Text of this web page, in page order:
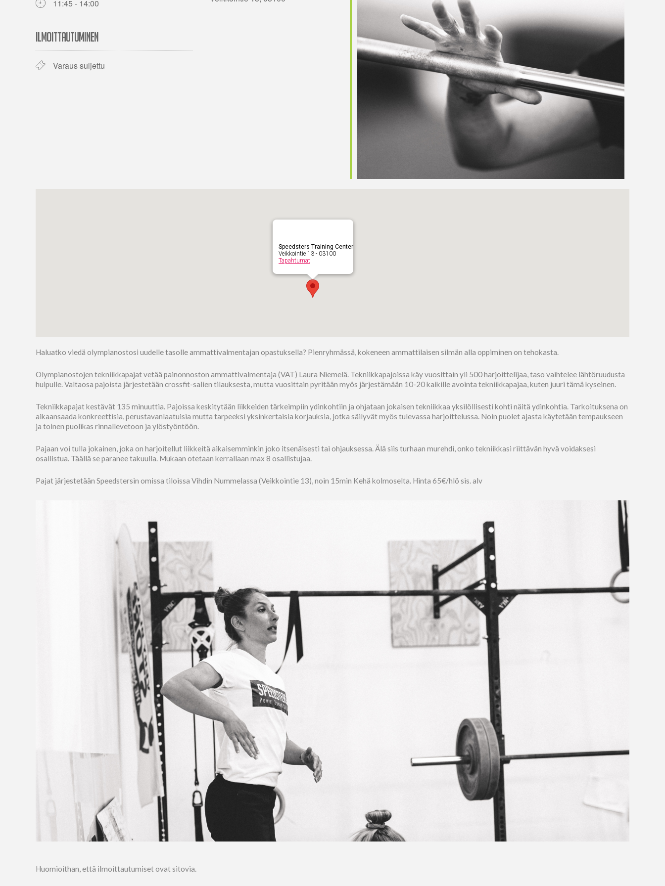
11:45 - 14:00
ILMOITTAUTUMINEN
Varaus suljettu
Speedsters Training Center
Veikkointie 13 - 03100
Tapahtumat
Haluatko viedä olympianostosi uudelle tasolle ammattivalmentajan opastuksella? Pienryhmässä, kokeneen ammattilaisen silmän alla oppiminen on tehokasta.
Olympianostojen tekniikkapajat vetää painonnoston ammattivalmentaja (VAT) Laura Niemelä. Tekniikkapajoissa käy vuosittain yli 500 harjoittelijaa, taso vaihtelee lähtöruudusta
huipulle. Valtaosa pajoista järjestetään crossfit-salien tilauksesta, mutta vuosittain pyritään myös järjestämään 10-20 kaikille avointa tekniikkapajaa, kuten juuri tämä kyseinen.
Tekniikkapajat kestävät 135 minuuttia. Pajoissa keskitytään liikkeiden tärkeimpiin ydinkohtiin ja ohjataan jokaisen tekniikkaa yksilöllisesti kohti näitä ydinkohtia. Tarkoituksena on
aikaansaada konkreettisia, perustavanlaatuisia mutta tarpeeksi yksinkertaisia korjauksia, jotka säilyvät myös tulevassa harjoittelussa. Noin puolet ajasta käytetään tempaukseen
ja toinen puolikas rinnallevetoon ja ylöstyöntöön.
Pajaan voi tulla jokainen, joka on harjoitellut liikkeitä aikaisemminkin joko itsenäisesti tai ohjauksessa. Älä siis turhaan murehdi, onko tekniikkasi riittävän hyvä voidaksesi
osallistua. Täällä se paranee takuulla. Mukaan otetaan kerrallaan max 8 osallistujaa.
Pajat järjestetään Speedstersin omissa tiloissa Vihdin Nummelassa (Veikkointie 13), noin 15min Kehä kolmoselta. Hinta 65€/hlö sis. alv
Huomioithan, että ilmoittautumiset ovat sitovia.